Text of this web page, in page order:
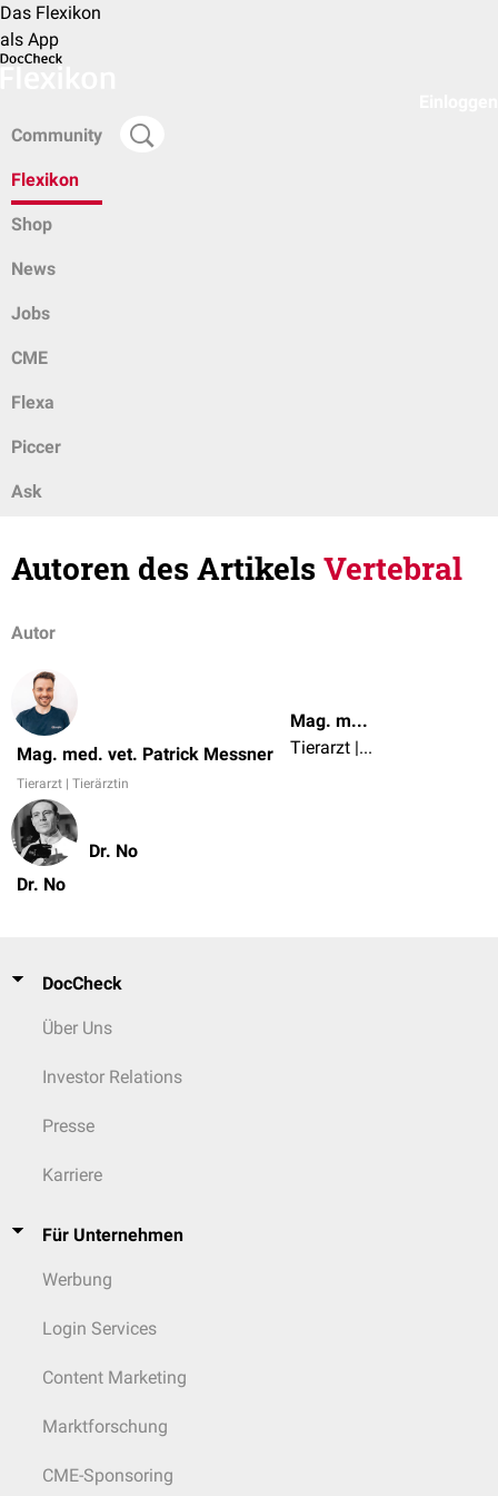
Das Flexikon
als App
Community
Flexikon
Shop
News
Jobs
CME
Flexa
Piccer
Ask
Autoren des ArtikelsVertebral
Autor
Mag. med. vet. Patrick Messner
Tierarzt | Tierärztin
Mag. med. vet. Patrick Messner
Tierarzt | Tierärztin
Dr. No
Dr. No
DocCheck
Über Uns
Investor Relations
Presse
Karriere
Für Unternehmen
Werbung
Login Services
Content Marketing
Marktforschung
CME-Sponsoring